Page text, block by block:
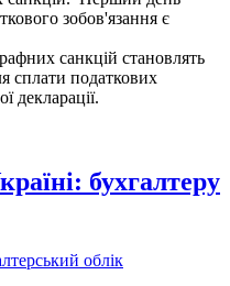
зобов'язання є
санкцій становлять
сплати податкових
декларації.
бухгалтеру
облік